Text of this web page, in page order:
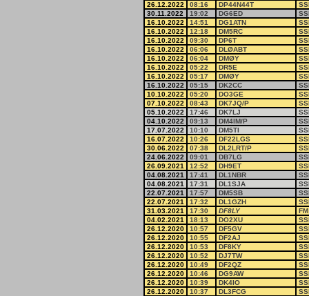
26.12.2022
08:16 DP44N44T
30.11.2022
19:02 DG6ED
16.10.2022
14:51 DG1ATN
16.10.2022
12:18 DM5RC
16.10.2022
09:30 DP6T
16.10.2022
06:06 DLØABT
16.10.2022
06:04 DMØY
16.10.2022
05:22 DR5E
16.10.2022
05:17 DMØY
16.10.2022
05:15 DK2CC
10.10.2022
05:20 DO3GE
07.10.2022
08:43 DK7JQ/P
05.10.2022
17:46 DK7LJ
04.10.2022
09:13 DM4IM/P
17.07.2022
10:10 DM5TI
16.07.2022
10:26 DF22LGS
30.06.2022
07:38 DL2LRT/P
24.06.2022
09:01 DB7LG
26.09.2021
12:52 DH9ET
04.08.2021
17:41 DL1NBR
04.08.2021
17:31 DL1SJA
22.07.2021
17:57 DM5SB
22.07.2021
17:32 DL1GZH
31.03.2021
17:30 DF8LY
FM
04.02.2021
18:13 DO2XU
26.12.2020
10:57 DF5GV
26.12.2020
10:55 DF2AJ
26.12.2020
10:53 DF8KY
26.12.2020
10:52 DJ7TW
26.12.2020
10:49 DF2QZ
26.12.2020
10:46 DG9AW
26.12.2020
10:39 DK4IO
26.12.2020
10:37 DL3FCG